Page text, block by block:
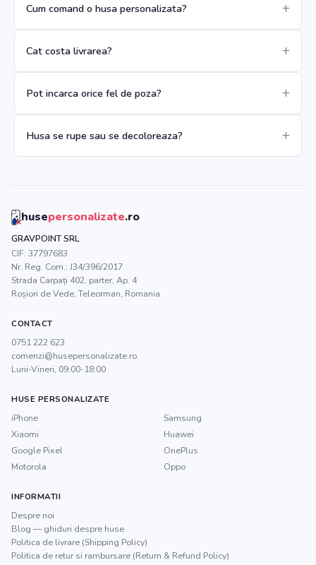
Cum comand o husa personalizata?
Cat costa livrarea?
Pot incarca orice fel de poza?
Husa se rupe sau se decoloreaza?
husepersonalizate.ro
GRAVPOINT SRL
CIF: 37797683
Nr. Reg. Com.: J34/396/2017
Strada Carpați 402, parter, Ap. 4
Roșiori de Vede,Teleorman, Romania
CONTACT
0751 222 623
comenzi@husepersonalizate.ro
Luni-Vineri, 09:00-18:00
HUSE PERSONALIZATE
iPhone
Samsung
Xiaomi
Huawei
Google Pixel
OnePlus
Motorola
Oppo
INFORMATII
Despre noi
Blog — ghiduri despre huse
Politica de livrare (Shipping Policy)
Politica de retur si rambursare (Return & Refund Policy)